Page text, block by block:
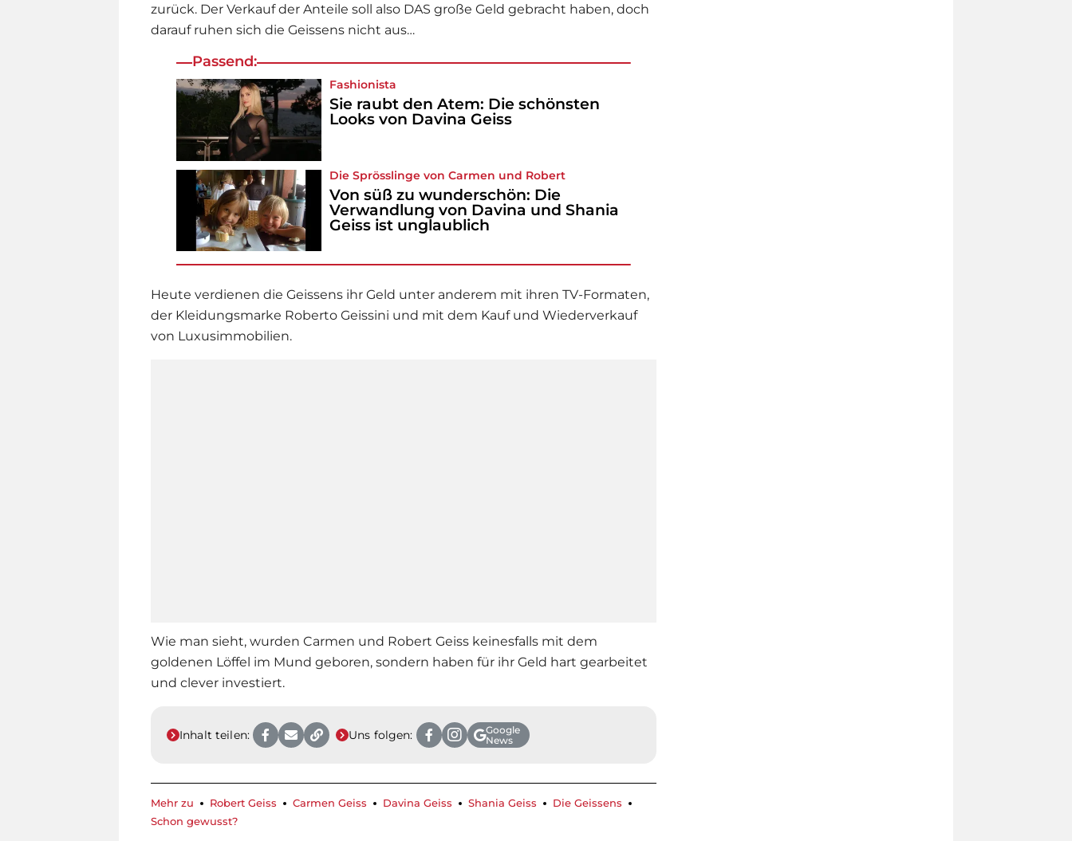
zurück. Der Verkauf der Anteile soll also DAS große Geld gebracht haben, doch
darauf ruhen sich die Geissens nicht aus…
Passend:
Fashionista
Sie raubt den Atem: Die schönsten
Looks von Davina Geiss
Die Sprösslinge von Carmen und Robert
Von süß zu wunderschön: Die
Verwandlung von Davina und Shania
Geiss ist unglaublich
Heute verdienen die Geissens ihr Geld unter anderem mit ihren TV-Formaten,
der Kleidungsmarke Roberto Geissini und mit dem Kauf und Wiederverkauf
von Luxusimmobilien.
Wie man sieht, wurden Carmen und Robert Geiss keinesfalls mit dem
goldenen Löffel im Mund geboren, sondern haben für ihr Geld hart gearbeitet
und clever investiert.
Inhalt teilen: Uns folgen:
Google
News
Mehr zu Robert Geiss Carmen Geiss Davina Geiss Shania Geiss
Die Geissens
Schon gewusst?